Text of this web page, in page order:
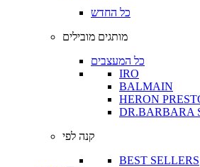
כל החדש
מותגים מובילים
כל המעצבים
IRO
BALMAIN
HERON
DR.BARBARA
קנה לפי
BEST SELLERS